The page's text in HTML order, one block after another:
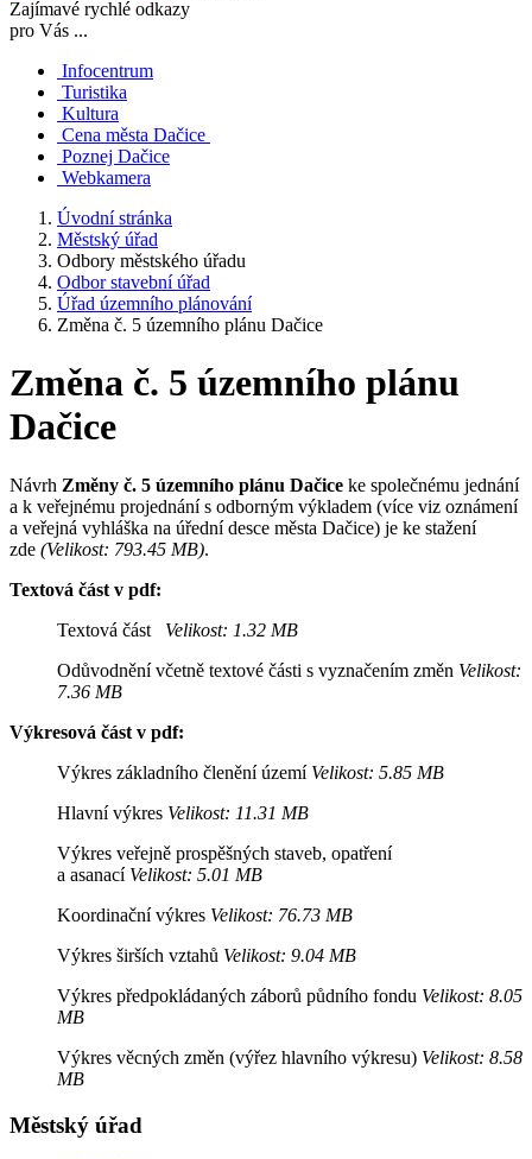
Zajímavé rychlé odkazy
pro Vás ...
Infocentrum
Turistika
Kultura
Cena města Dačice
Poznej Dačice
Webkamera
Úvodní stránka
Městský úřad
Odbory městského úřadu
Odbor stavební úřad
Úřad územního plánování
Změna č. 5 územního plánu Dačice
Změna č. 5 územního plánu
Dačice
Návrh Změny č. 5 územního plánu Dačice ke společnému jednání
a k veřejnému projednání s odborným výkladem (více viz oznámení
a veřejná vyhláška na úřední desce města Dačice) je ke stažení
zde (Velikost: 793.45 MB).
Textová část v pdf:
Textová část
Velikost: 1.32 MB
Odůvodnění včetně textové části s vyznačením změn Velikost:
7.36 MB
Výkresová část v pdf:
Výkres základního členění územíVelikost: 5.85 MB
Hlavní výkres Velikost: 11.31 MB
Výkres veřejně prospěšných staveb, opatření
a asanacíVelikost: 5.01 MB
Koordinační výkres Velikost: 76.73 MB
Výkres širších vztahů Velikost: 9.04 MB
Výkres předpokládaných záborů půdního fondu Velikost: 8.05
MB
Výkres věcných změn (výřez hlavního výkresu) Velikost: 8.58
MB
Městský úřad